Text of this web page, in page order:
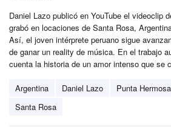
Daniel Lazo publicó en YouTube el videoclip
grabó en locaciones de Santa Rosa,
Así, el joven intérprete peruano sigue
de ganar un reality de música. En el trabajo
cuenta la historia de un amor intenso que se
Argentina Daniel Lazo
Punta Hermosa
Santa Rosa